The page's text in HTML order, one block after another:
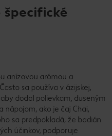
anízovou arómou a
sa používa v ázijskej,
dodal polievkam, duseným
ako je čaj Chai,
sa predpokladá, že badián
účinkov, podporuje